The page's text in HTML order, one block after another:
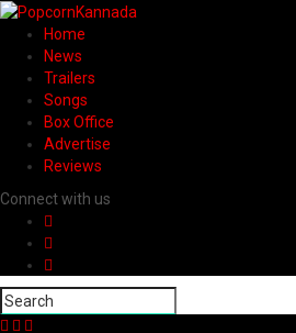
Home
News
Trailers
Songs
Box Office
Advertise
Reviews
Connect with us